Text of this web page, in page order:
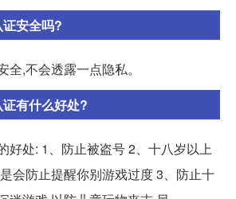
安全吗?
,不会透露一点隐私。
有什么好处?
好处: 1、防止被盗号 2、十八岁以上
会防止提醒你别游戏过度 3、防止十